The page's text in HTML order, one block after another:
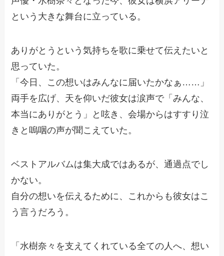
という大きな舞台に立っている。
ありがとうという気持ちを歌に乗せて伝えたいと
思っていた。
「今日、この想いはみんなに届いたかなぁ……」
両手を広げ、天を仰いだ彼女は涙声で「みんな、
本当にありがとう」と呟き、会場からはすすり泣
きと嗚咽の声が聞こえていた。
ベストアルバムは集大成ではあるが、通過点でし
かない。
自分の想いを伝えるために、これからも彼女はこ
う言うだろう。
「水樹奈々を支えてくれている全ての人へ、想い